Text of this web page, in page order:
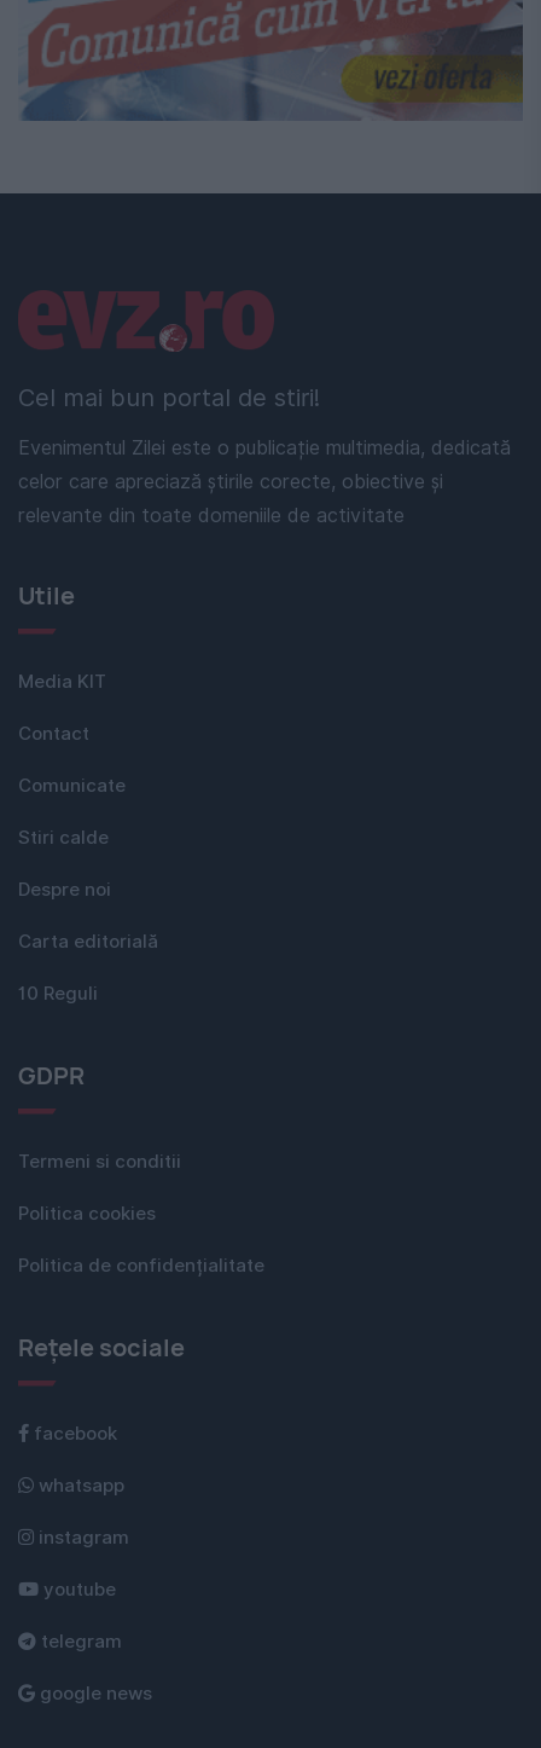
Cel mai bun portal de stiri!
Evenimentul Zilei este o publicație multimedia, dedicată
celor care apreciază știrile corecte, obiective și
relevante din toate domeniile de activitate
Linkuri utile
Utile
Media KIT
Contact
Comunicate
Stiri calde
Despre noi
Carta editorială
10 Reguli
GDPR
Termeni si conditii
Politica cookies
Politica de confidențialitate
Rețele sociale
facebook
whatsapp
instagram
youtube
telegram
google news